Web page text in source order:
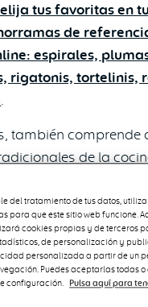
tus favoritas en tu
de
espirales,
rigatonis, tortelinis,
también comprende
de la
podemos preparar
sopas o
de la gastronomía de
ingredientes, o ya
en Ahorramas.
del tratamiento de tus datos,
para que este sitio web funcione.
cookies propias y de terceros
de personalización y
personalizada a partir de un
Puedes aceptarlas todas o
configuración. Pulsa aquí para